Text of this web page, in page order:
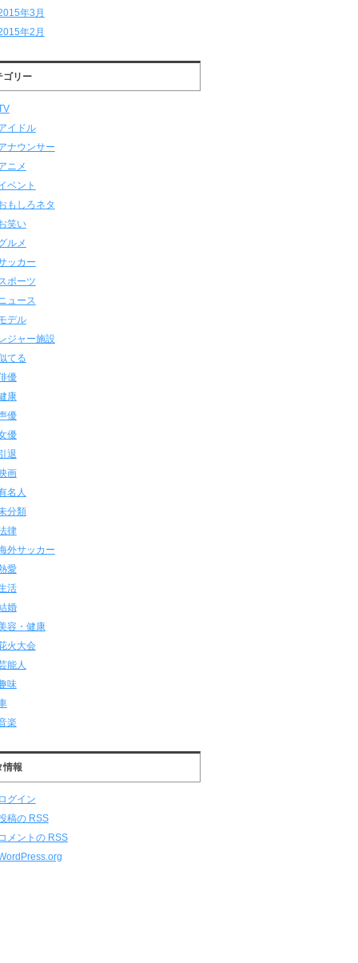
年3月
年2月
ゴリー
イドル
ナウンサー
ニメ
ベント
もしろネタ
笑い
ルメ
ッカー
ポーツ
ュース
デル
ジャー施設
てる
優
康
優
優
退
画
名人
分類
律
外サッカー
愛
活
婚
容・健康
火大会
能人
味
楽
情報
グイン
稿の RSS
メントの RSS